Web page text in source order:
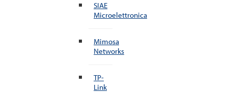
SIAE
Microelettronica
Mimosa
Networks
TP-
Link